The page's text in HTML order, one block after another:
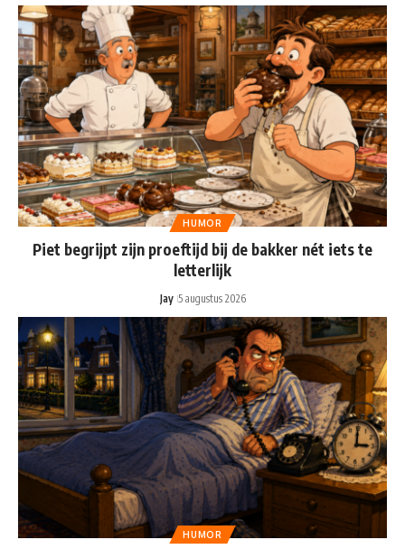
HUMOR
Piet begrijpt zijn proeftijd bij de bakker nét iets te
letterlijk
Jay 5 augustus 2026
HUMOR